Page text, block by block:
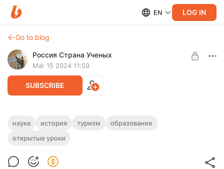
EN LOG IN
Go to blog
Россия Страна Ученых
Mar 15 2024 11:59
SUBSCRIBE
90 карточек для уроков по истории
Российской Науки в открытом доступе:
Российской Науки!
90 карточек для уроков по истории Российской Науки в
наука история туризм
образование
открытые уроки